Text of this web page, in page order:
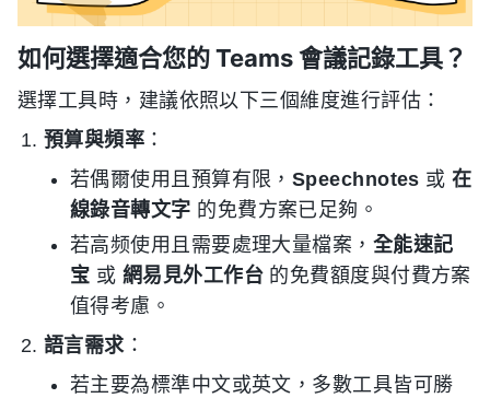
如何選擇適合您的 Teams 會議記錄工具？
選擇工具時，建議依照以下三個維度進行評估：
預算與頻率 ：
若偶爾使用且預算有限， Speechnotes 或在
線錄音轉文字 的免費方案已足夠。
若高频使用且需要處理大量檔案， 全能速記
宝 或 網易見外工作台的免費額度與付費方案
值得考慮。
語言需求：
若主要為標準中文或英文，多數工具皆可勝